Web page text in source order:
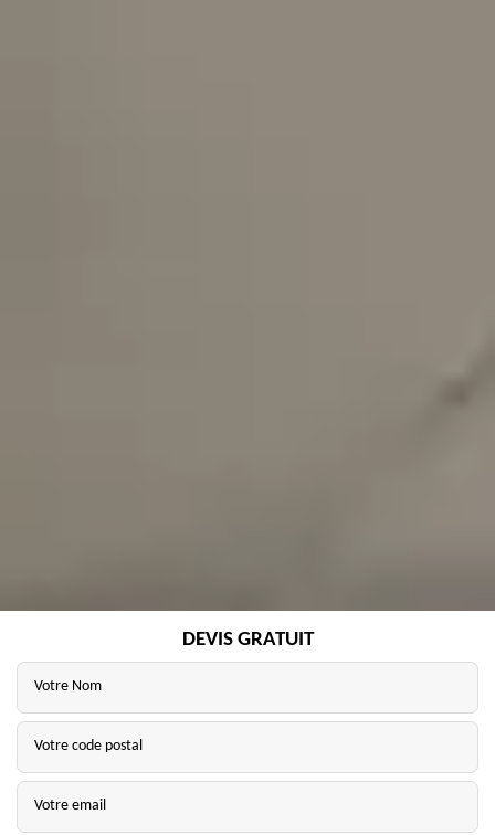
DEVIS GRATUIT